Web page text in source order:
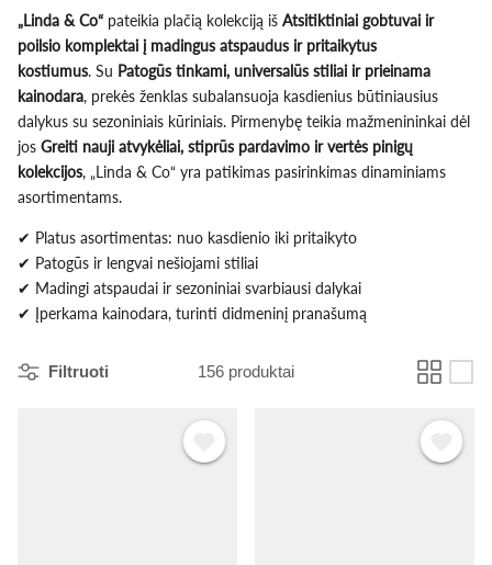
„Linda & Co“ pateikia plačią kolekciją iš Atsitiktiniai gobtuvai ir
poilsio komplektai į madingus atspaudus ir pritaikytus
kostiumus. Su Patogūs tinkami, universalūs stiliai ir prieinama
kainodara, prekės ženklas subalansuoja kasdienius būtiniausius
dalykus su sezoniniais kūriniais. Pirmenybę teikia mažmenininkai dėl
jos Greiti nauji atvykėliai, stiprūs pardavimo ir vertės pinigų
kolekcijos, „Linda & Co“ yra patikimas pasirinkimas dinaminiams
asortimentams.
✔ Platus asortimentas: nuo kasdienio iki pritaikyto
✔ Patogūs ir lengvai nešiojami stiliai
✔ Madingi atspaudai ir sezoniniai svarbiausi dalykai
✔ Įperkama kainodara, turinti didmeninį pranašumą
Filtruoti 156 produktai